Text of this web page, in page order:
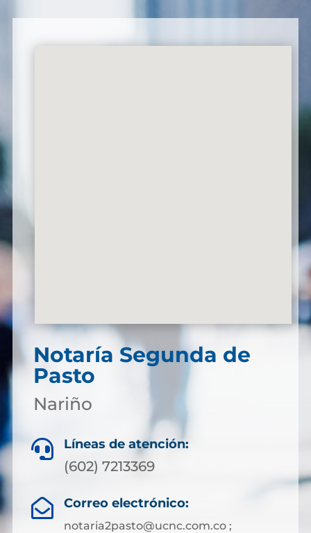
Notaría Segunda de
Pasto
Nariño
 Líneas de atención:
(602) 7213369
 Correo electrónico:
notaria2pasto@ucnc.com.co ;